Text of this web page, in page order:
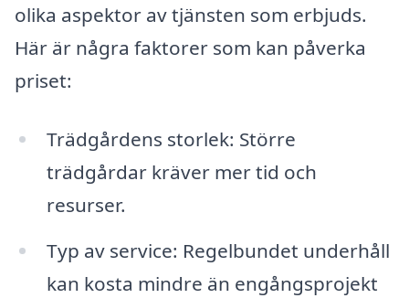
olika aspektor av tjänsten som erbjuds.
Här är några faktorer som kan påverka
priset:
Trädgårdens storlek: Större
trädgårdar kräver mer tid och
resurser.
Typ av service: Regelbundet underhåll
kan kosta mindre än engångsprojekt